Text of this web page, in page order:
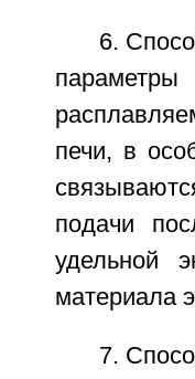
6.
печи, в
подачи
удельной
материала
7.